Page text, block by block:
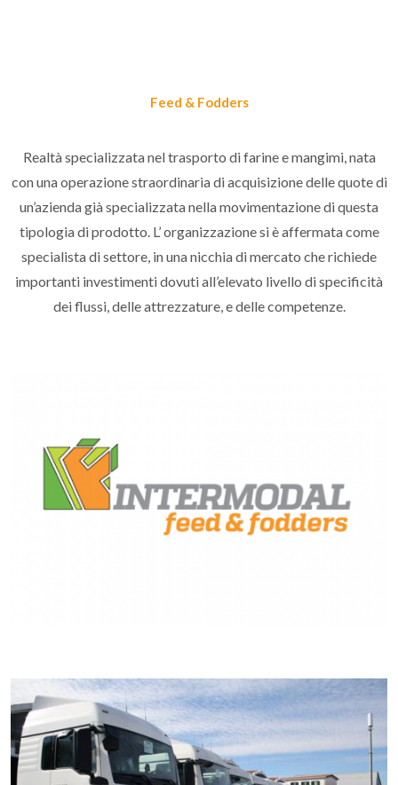
Feed & Fodders
Realtà specializzata nel trasporto di farine e mangimi, nata
con una operazione straordinaria di acquisizione delle quote di
un’azienda già specializzata nella movimentazione di questa
tipologia di prodotto. L’ organizzazione si è affermata come
specialista di settore, in una nicchia di mercato che richiede
importanti investimenti dovuti all’elevato livello di specificità
dei flussi, delle attrezzature, e delle competenze.